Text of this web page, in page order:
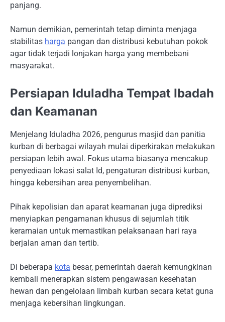
panjang.
Namun demikian, pemerintah tetap diminta menjaga
stabilitas harga pangan dan distribusi kebutuhan pokok
agar tidak terjadi lonjakan harga yang membebani
masyarakat.
Persiapan Iduladha Tempat Ibadah
dan Keamanan
Menjelang Iduladha 2026, pengurus masjid dan panitia
kurban di berbagai wilayah mulai diperkirakan melakukan
persiapan lebih awal. Fokus utama biasanya mencakup
penyediaan lokasi salat Id, pengaturan distribusi kurban,
hingga kebersihan area penyembelihan.
Pihak kepolisian dan aparat keamanan juga diprediksi
menyiapkan pengamanan khusus di sejumlah titik
keramaian untuk memastikan pelaksanaan hari raya
berjalan aman dan tertib.
Di beberapa kota besar, pemerintah daerah kemungkinan
kembali menerapkan sistem pengawasan kesehatan
hewan dan pengelolaan limbah kurban secara ketat guna
menjaga kebersihan lingkungan.